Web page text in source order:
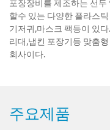
포장장비를 제조하는 선
할수 있는 다양한 플라스
기저귀,마스크 팩등이 있
리대,냅킨 포장기등 맞춤
회사이다.
주요제품